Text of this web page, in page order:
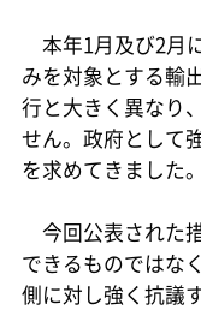
本年1月及び2月
みを対象とする輸
行と大きく異なり
せん。政府として
を求めてきました。
今回公表された
できるものではな
側に対し強く抗議